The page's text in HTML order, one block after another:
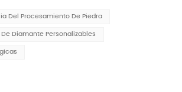
Del Procesamiento De Piedra
Diamante Personalizables